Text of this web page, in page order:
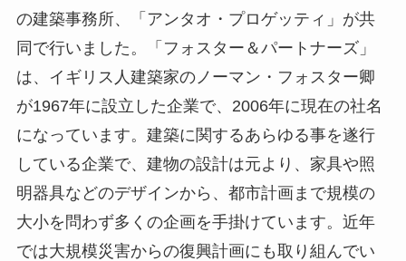
の建築事務所、「アンタオ・プロゲッティ」が共
同で行いました。「フォスター＆パートナーズ」
は、イギリス人建築家のノーマン・フォスター卿
が1967年に設立した企業で、 2006年に現在の社名
になっています。建築に関するあらゆる事を遂行
している企業で、建物の設計は元より、家具や照
明器具などのデザインから、都市計画まで規模の
大小を問わず多くの企画を手掛けています。近年
では大規模災害からの復興計画にも取り組んでい